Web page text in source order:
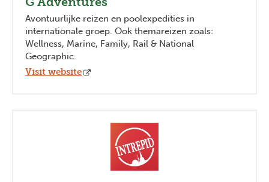
Avontuurlijke reizen en poolexpedities in
internationale groep. Ook themareizen zoals:
Wellness, Marine, Family, Rail & National
Geographic.
Visit website